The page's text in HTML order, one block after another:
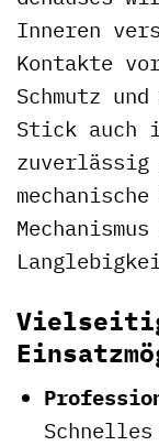
Inneren
Kontakte
Schmutz
Stick auch